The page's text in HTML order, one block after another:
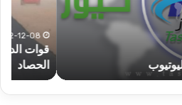
شرق دارفور تؤمن موسم